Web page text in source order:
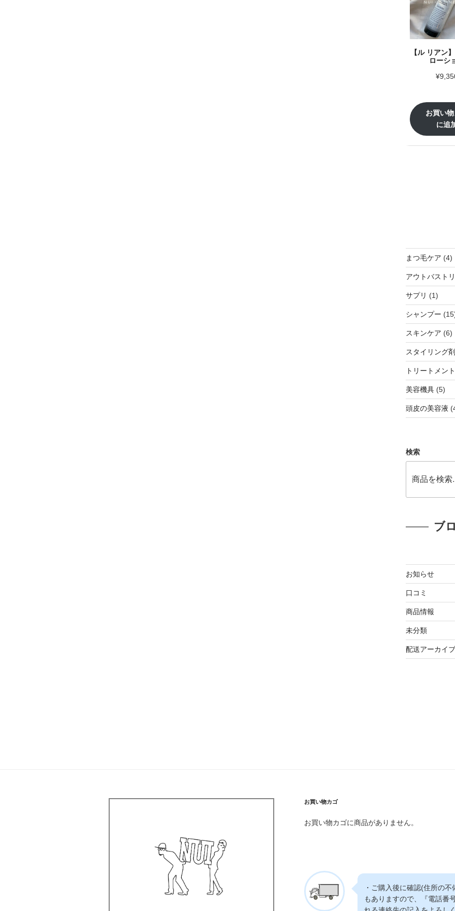
【ル リアン
ローシ
¥
お買い
に追
まつ毛ケア 44
アウトバスト
サプリ 11
個
の
シャンプー 15
スキンケア 66
スタイリング剤
トリートメント
美容機具 55
個
の
頭皮の美容液
検索
ブ
お知らせ
口コミ
商品情報
未分類
配送アーカイブ
お買い物カゴ
お買い物カゴに商品がありません。
・ご購入後に確認(住所の
もありますので、『電話番